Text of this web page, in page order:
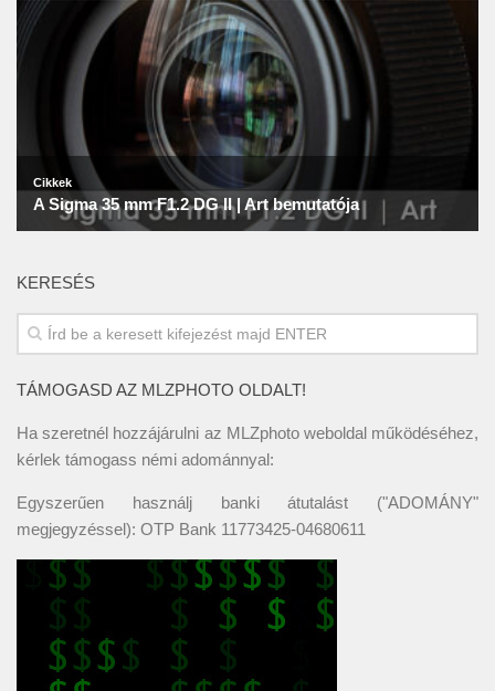
KERESÉS
TÁMOGASD AZ MLZPHOTO OLDALT!
Ha szeretnél hozzájárulni az MLZphoto weboldal működéséhez,
kérlek támogass némi adománnyal:
Egyszerűen használj banki átutalást ("ADOMÁNY"
megjegyzéssel): OTP Bank 11773425-04680611